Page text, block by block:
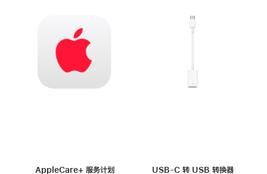
AppleCare+ 服务计划
USB-C 转 USB 转换器